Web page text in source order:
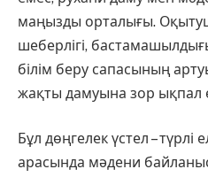
маңызды орталығы.
шеберлігі,
білім беру сапасының
жақты дамуына зор ықпал
Бұл дөңгелек үстел – түрлі
арасында мәдени